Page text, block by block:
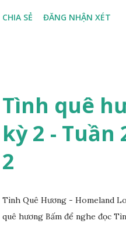
CHIA SẺ ĐĂNG NHẬN XÉT
Tình quê
kỳ 2 - Tuần
2
Tình Quê Hương - Homeland
quê hương Bấm để nghe đọc